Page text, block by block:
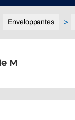
Enveloppantes
M